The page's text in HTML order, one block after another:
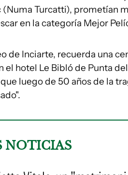
Turcatti), prometían
en la categoría Mejor
de Inciarte, recuerda una
el hotel Le Bibló de Punta
luego de 50 años de la
NOTICIAS